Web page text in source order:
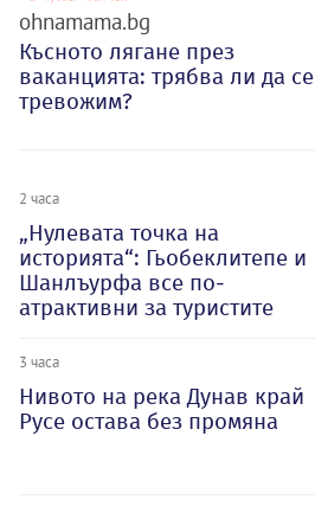
ohnamama.bg
Късното лягане през
ваканцията: трябва ли да се
тревожим?
2 часа
„Нулевата точка на
историята“: Гьобеклитепе и
Шанлъурфа все по-
атрактивни за туристите
3 часа
Нивото на река Дунав край
Русе остава без промяна